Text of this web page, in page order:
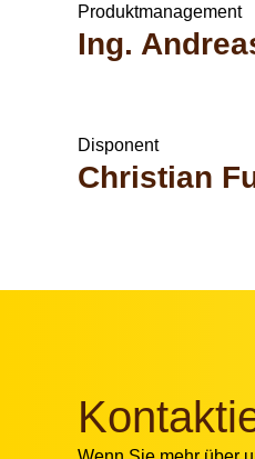
Produktmanagement
Ing.
Disponent
Christian